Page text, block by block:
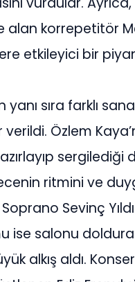
alan korrepetitör
etkileyici bir
sıra farklı
Özlem
sergilediği
ritmini ve
Sevinç
ise salonu
alkış aldı.